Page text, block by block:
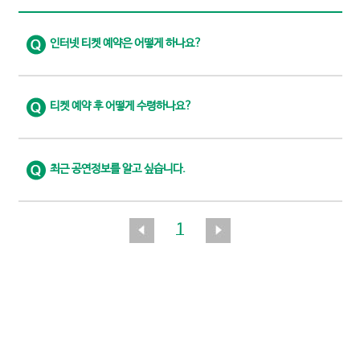
인터넷 티켓 예약은 어떻게 하나요?
티켓 예약 후 어떻게 수령하나요?
최근 공연정보를 알고 싶습니다.
1